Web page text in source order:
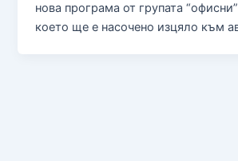
нова програма от групата
което ще е насочено изцяло към